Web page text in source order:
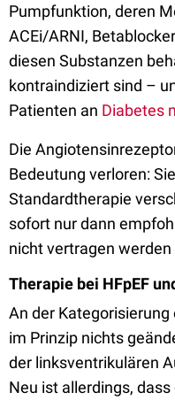
Pumpfunktion, deren
ACEi/ARNI,
diesen Substanzen
kontraindiziert sind –
Patienten an Diabetes
Die
Bedeutung verloren:
Standardtherapie
sofort nur dann
nicht vertragen
Therapie bei HFpEF
An der
im Prinzip nichts
der linksventrikulären
Neu ist allerdings,